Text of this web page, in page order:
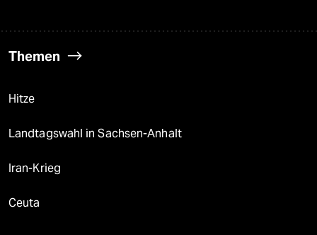
Themen
Hitze
Landtagswahl in Sachsen-Anhalt
Iran-Krieg
Ceuta